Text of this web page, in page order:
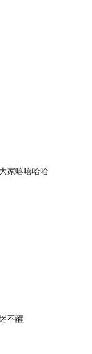
家嘻嘻哈哈
不醒